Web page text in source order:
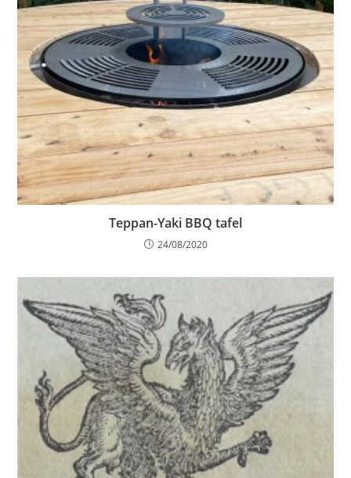
Teppan-Yaki BBQ tafel
24/08/2020